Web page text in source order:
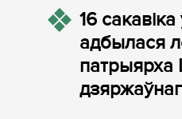
16
адбылася
патрыярха